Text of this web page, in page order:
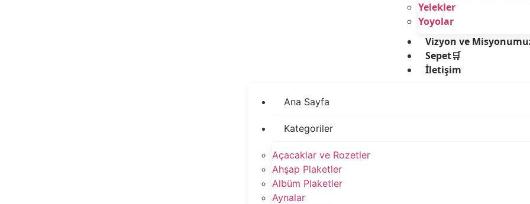
Yelekler
Yoyolar
Vizyon ve
Sepet🛒
İletişim
Ana Sayfa
Kategoriler
Açacaklar ve Rozetler
Ahşap Plaketler
Albüm Plaketler
Aynalar